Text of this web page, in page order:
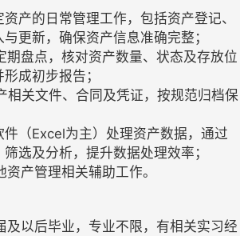
产的日常管理工作，包括资产登记、
更新，确保资产信息准确完整；
期盘点，核对资产数量、状态及存放位
成初步报告；
相关文件、合同及凭证，按规范归档保
（Excel为主）处理资产数据，通过
选及分析，提升数据处理效率；
产管理相关辅助工作。
及以后毕业，专业不限，有相关实习经